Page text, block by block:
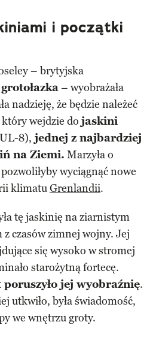
i początki
– brytyjska
– wyobrażała
nadzieję, że będzie należeć
który wejdzie do jaskini
8), jednej z najbardziej
na Ziemi. Marzyła o
wyciągnąć nowe
klimatuGrenlandii.
tę jaskinię na ziarnistym
czasów zimnej wojny. Jej
się wysoko w stromej
starożytną fortecę.
jej wyobraźnię.
utkwiło, była świadomość,
we wnętrzu groty.